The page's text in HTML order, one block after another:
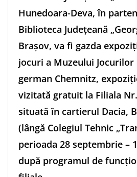
Hunedoara-Deva, în
Biblioteca Județeană
Brașov, va fi gazda
jocuri a Muzeului
german Chemnitz,
vizitată gratuit la Filiala
situată în cartierul Dacia,
(lângă Colegiul Tehnic
perioada 28 septembrie –
după programul de